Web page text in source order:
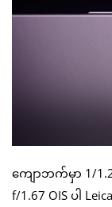
ကျောဘက်မှာ 1/
f/1.67 OIS ပါ